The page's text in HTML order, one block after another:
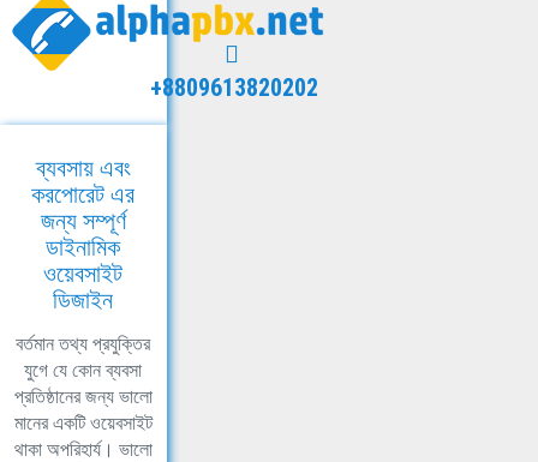
+8809613820202
ব্যবসায় এবং
করপোরেট এর
জন্য সম্পূর্ণ
ডাইনামিক
ওয়েবসাইট
ডিজাইন
বর্তমান তথ্য প্রযুক্তির
যুগে যে কোন ব্যবসা
প্রতিষ্ঠানের জন্য ভালো
মানের একটি ওয়েবসাইট
থাকা অপরিহার্য। ভালো